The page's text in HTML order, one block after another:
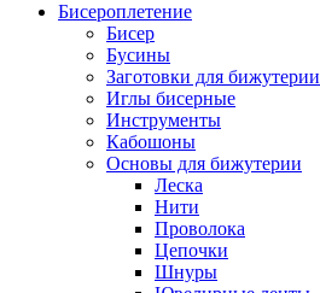
Бисероплетение
Бисер
Бусины
Заготовки для бижутерии
Иглы бисерные
Инструменты
Кабошоны
Основы для бижутерии
Леска
Нити
Проволока
Цепочки
Шнуры